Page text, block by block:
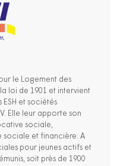
le Logement des
loi de 1901 et intervient
et sociétés
Elle leur apporte son
sociale,
et financière. A
pour jeunes actifs et
soit près de 1900